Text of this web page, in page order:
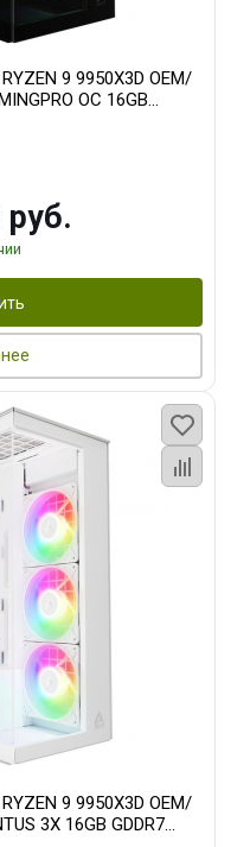
9 9950X3D OEM/
OC 16GB
руб.
9 9950X3D OEM/
3X 16GB GDDR7